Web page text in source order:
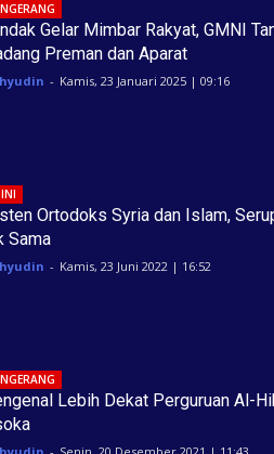
Gelar Mimbar Rakyat, GMNI
Preman dan Aparat
- Kamis, 23 Januari 2025 | 09:16
Ortodoks Syria dan Islam,
Sama
- Kamis, 23 Juni 2022 | 16:52
Lebih Dekat Perguruan Al-